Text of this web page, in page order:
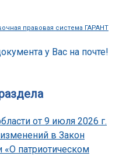
правовая система ГАРАНТ
от 9 июля 2026 г.
в Закон
«О патриотическом